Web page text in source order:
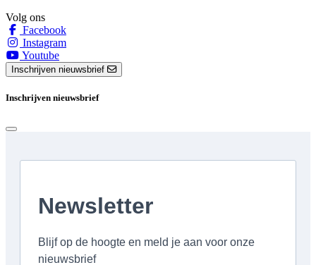
Volg ons
Facebook
Instagram
Youtube
Inschrijven nieuwsbrief
Inschrijven nieuwsbrief